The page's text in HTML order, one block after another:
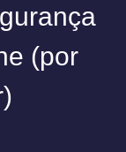
(por